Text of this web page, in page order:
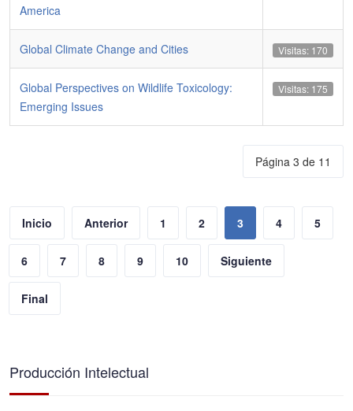
America
Global Climate Change and Cities Visitas: 170
Global Perspectives on Wildlife Toxicology:
Emerging Issues
Visitas: 175
Página 3 de 11
Inicio Anterior 1 2 3 4 5
6 7 8 9 10 Siguiente
Final
Producción Intelectual